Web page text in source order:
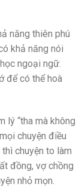
năng thiên phú
khả năng nói
ngoại ngữ.
để có thể hoà
lý “tha mà không
chuyện điều
chuyện to làm
đồng, vợ chồng
nhỏ mọn.